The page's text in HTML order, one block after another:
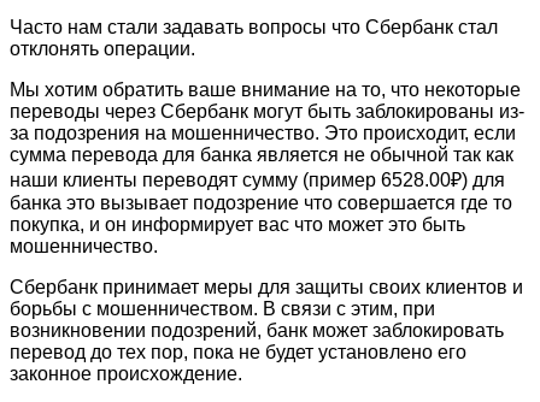
Часто нам стали задавать вопросы что Сбербанк стал
отклонять операции.
Мы хотим обратить ваше внимание на то, что некоторые
переводы через Сбербанк могут быть заблокированы из-
за подозрения на мошенничество. Это происходит, если
сумма перевода для банка является не обычной так как
наши клиенты переводят сумму (пример 6528.00₽) для
банка это вызывает подозрение что совершается где то
покупка, и он информирует вас что может это быть
мошенничество.
Сбербанк принимает меры для защиты своих клиентов и
борьбы с мошенничеством. В связи с этим, при
возникновении подозрений, банк может заблокировать
перевод до тех пор, пока не будет установлено его
законное происхождение.